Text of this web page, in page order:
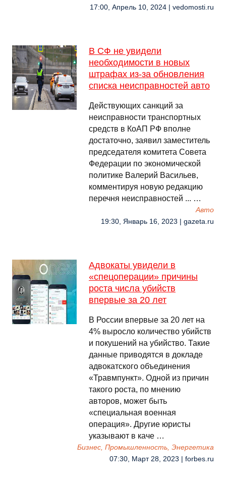
17:00, Апрель 10, 2024 | vedomosti.ru
В СФ не увидели
необходимости в новых
штрафах из-за обновления
списка неисправностей авто
Действующих санкций за
неисправности транспортных
средств в КоАП РФ вполне
достаточно, заявил заместитель
председателя комитета Совета
Федерации по экономической
политике Валерий Васильев,
комментируя новую редакцию
перечня неисправностей ... …
Авто
19:30, Январь 16, 2023 | gazeta.ru
Адвокаты увидели в
«спецоперации» причины
роста числа убийств
впервые за 20 лет
В России впервые за 20 лет на
4% выросло количество убийств
и покушений на убийство. Такие
данные приводятся в докладе
адвокатского объединения
«Травмпункт». Одной из причин
такого роста, по мнению
авторов, может быть
«специальная военная
операция». Другие юристы
указывают в каче …
Бизнес, Промышленность, Энергетика
07:30, Март 28, 2023 | forbes.ru